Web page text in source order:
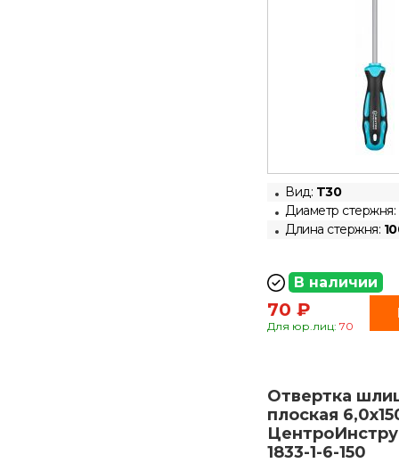
Вид: T30
Диаметр стержня:
Длина стержня:
В наличии
70 ₽
Для юр.лиц: 70
Отвертка
плоская
1833-1-6-150